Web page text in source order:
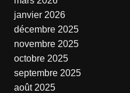
janvier 2026
décembre 2025
novembre 2025
octobre 2025
septembre 2025
août 2025